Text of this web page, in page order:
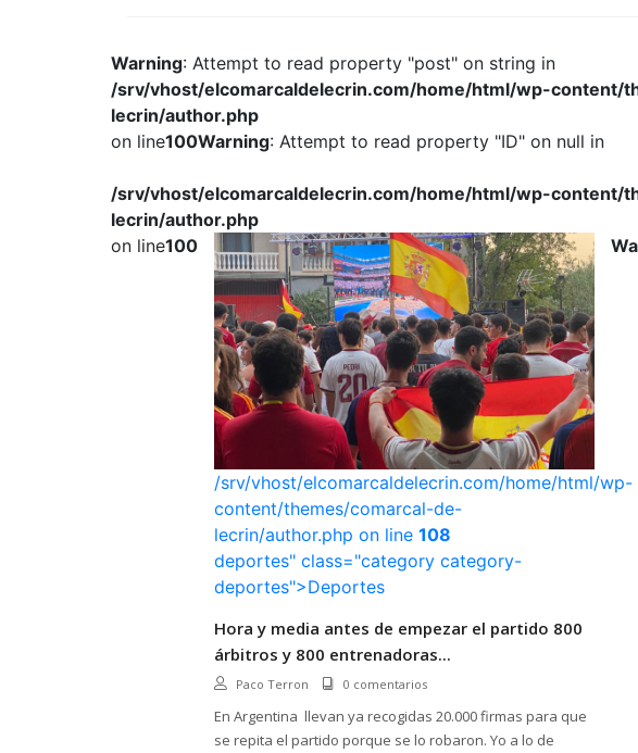
Warning: Attempt to read property "post" on string in
/srv/vhost/elcomarcaldelecrin.com/home/html/wp-content/
lecrin/author.php
on line100Warning: Attempt to read property "ID" on null in
/srv/vhost/elcomarcaldelecrin.com/home/html/wp-content/
lecrin/author.php
on line100
/srv/vhost/elcomarcaldelecrin.com/home/html/wp-
content/themes/comarcal-de-
lecrin/author.php on line 108
deportes" class="category category-
deportes">Deportes
Hora y media antes de empezar el partido 800
árbitros y 800 entrenadoras...
Paco Terron 0 comentarios
En Argentina llevan ya recogidas 20.000 firmas para que
se repita el partido porque se lo robaron. Yo a lo de